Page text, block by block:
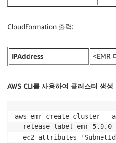
CloudFormation 출력:
IPAddress <EMR
AWS CLI를 사용하여 클러스터 생성
aws emr create-cluster --
--release-label emr-5.0.0
--ec2-attributes